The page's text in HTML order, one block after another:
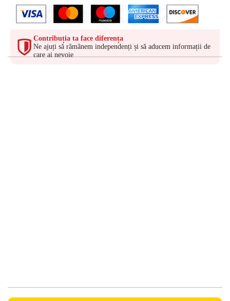
Contribuția ta face diferența
Ne ajuți să rămânem independenți și să aducem informații de
care ai nevoie